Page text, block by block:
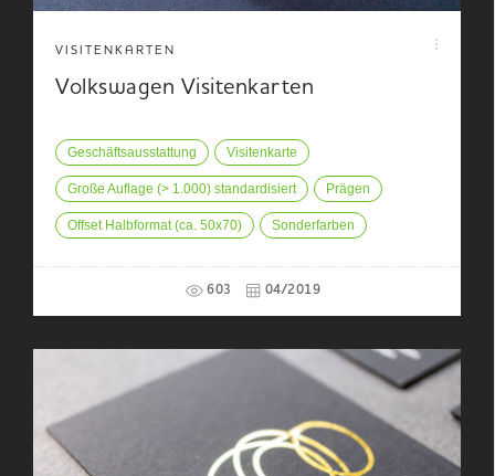
VISITENKARTEN
Volkswagen Visitenkarten
Geschäftsausstattung Visitenkarte
Große Auflage (> 1.000) standardisiert Prägen
Offset Halbformat (ca. 50x70) Sonderfarben
603 04/2019